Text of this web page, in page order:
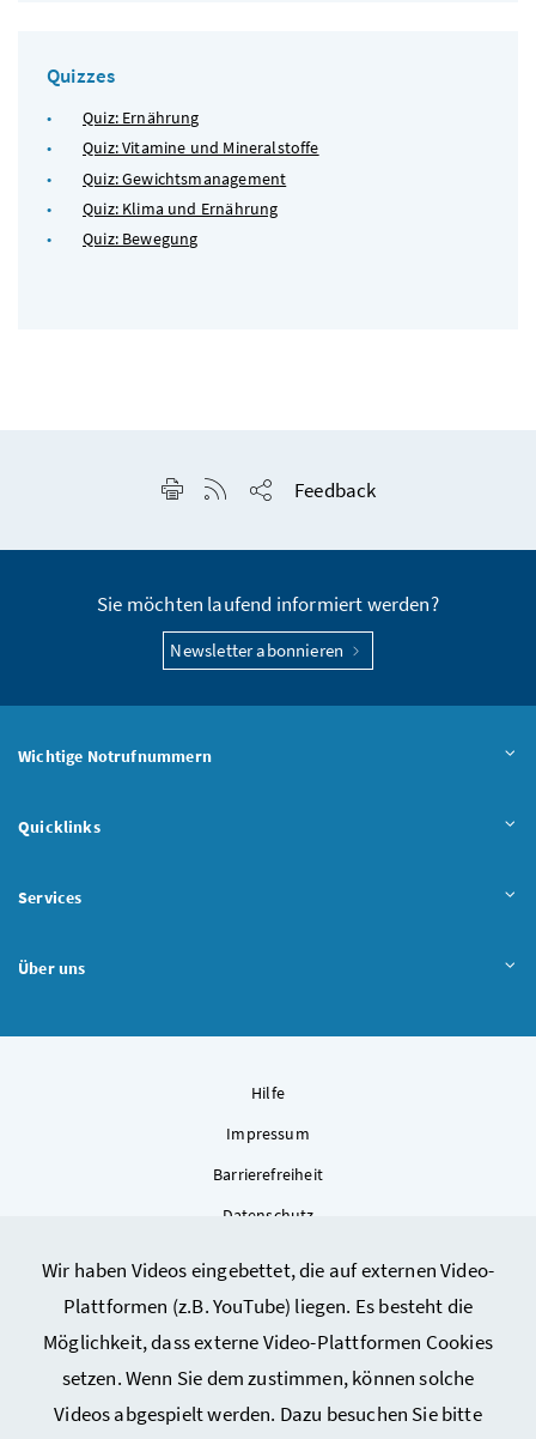
Wir haben Videos eingebettet, die auf externen Video-
Plattformen (z.B. YouTube) liegen. Es besteht die
Möglichkeit, dass externe Video-Plattformen Cookies
setzen. Wenn Sie dem zustimmen, können solche
Videos abgespielt werden. Dazu besuchen Sie bitte
Quizzes
Quiz: Ernährung
Quiz: Vitamine und Mineralstoffe
Quiz: Gewichtsmanagement
Quiz: Klima und Ernährung
Quiz: Bewegung
Seite drucken
RSS-Feed anzeigen
Feedback
Sie möchten laufend informiert werden?
Newsletter abonnieren
Wichtige Notrufnummern
Quicklinks
Services
Über uns
Hilfe
Impressum
Barrierefreiheit
Datenschutz
Sitemap
Cookie-Einstellungen